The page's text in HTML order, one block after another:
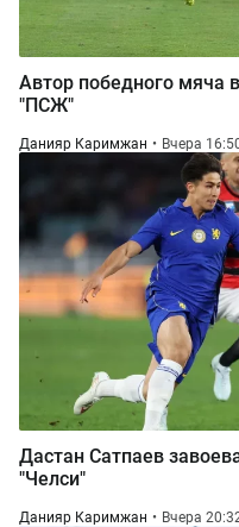
Автор победного мяча
"ПСЖ"
Данияр Каримжан Вчера
Дастан Сатпаев
"Челси"
Данияр Каримжан Вчера